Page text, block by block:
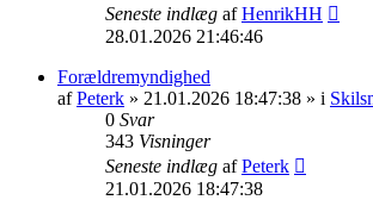
Seneste indlæg afHenrikHH
28.01.2026 21:46:46
Forældremyndighed
afPeterk » 21.01.2026 18:47:38 » i
0 Svar
343 Visninger
Seneste indlæg afPeterk
21.01.2026 18:47:38